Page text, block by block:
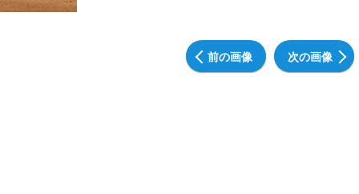
前の画像 次の画像